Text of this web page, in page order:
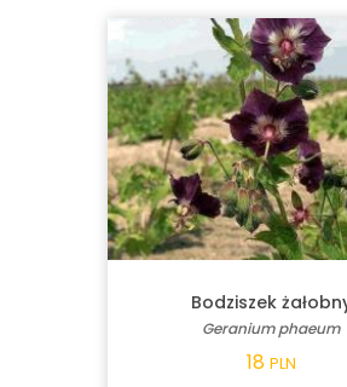
Bodziszek
Geranium phaeum
18 PLN